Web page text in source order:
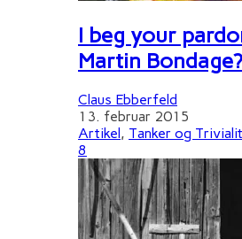
I beg your
Martin
Claus Ebberfeld
13. februar 2015
Artikel, Tanker og
8